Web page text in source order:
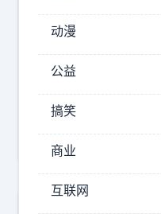
2026-
08-
06
20:30
就
问
你
特
动漫
公益
搞笑
商业
互联网